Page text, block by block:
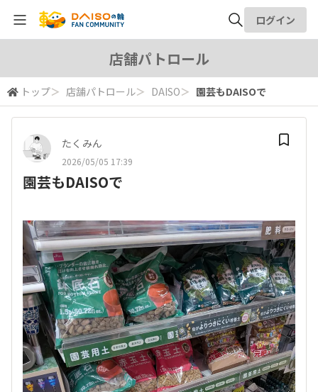
検索
ログイン
店舗パトロール
トップ＞ 店舗パトロール＞ DAISO＞ 園芸もDAISOで
たくみん
2026/05/05 17:39
園芸もDAISOで